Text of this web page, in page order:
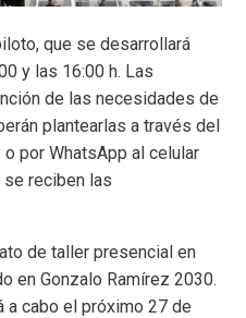
que se desarrollará
y las 16:00 h. Las
de las necesidades de
plantearlas a través del
por WhatsApp al celular
reciben las
de taller presencial en
en Gonzalo Ramírez 2030.
a cabo el próximo 27 de